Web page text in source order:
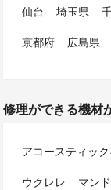
仙台 埼玉県
京都府
広島県
修理ができる機材
アコースティッ
ウクレレ
マン